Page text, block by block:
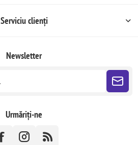
Serviciu clienți
Newsletter
Urmăriți-ne